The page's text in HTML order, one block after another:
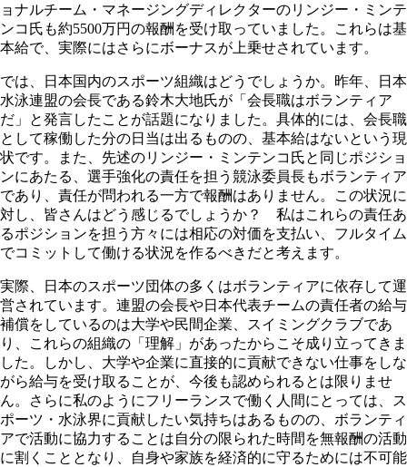
ョナルチーム・マネージングディレクターのリンジー・ミンテ
ンコ氏も約5500万円の報酬を受け取っていました。これらは基
本給で、実際にはさらにボーナスが上乗せされています。
では、日本国内のスポーツ組織はどうでしょうか。昨年、日本
水泳連盟の会長である鈴木大地氏が「会長職はボランティア
だ」と発言したことが話題になりました。具体的には、会長職
として稼働した分の日当は出るものの、基本給はないという現
状です。また、先述のリンジー・ミンテンコ氏と同じポジショ
ンにあたる、選手強化の責任を担う競泳委員長もボランティア
であり、責任が問われる一方で報酬はありません。この状況に
対し、皆さんはどう感じるでしょうか？ 私はこれらの責任あ
るポジションを担う方々には相応の対価を支払い、フルタイム
でコミットして働ける状況を作るべきだと考えます。
実際、日本のスポーツ団体の多くはボランティアに依存して運
営されています。連盟の会長や日本代表チームの責任者の給与
補償をしているのは大学や民間企業、スイミングクラブであ
り、これらの組織の「理解」があったからこそ成り立ってきま
した。しかし、大学や企業に直接的に貢献できない仕事をしな
がら給与を受け取ることが、今後も認められるとは限りませ
ん。さらに私のようにフリーランスで働く人間にとっては、ス
ポーツ・水泳界に貢献したい気持ちはあるものの、ボランティ
アで活動に協力することは自分の限られた時間を無報酬の活動
に割くこととなり、自身や家族を経済的に守るためには不可能